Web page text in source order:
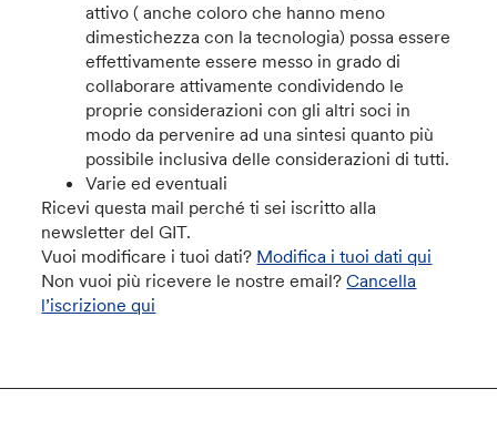
attivo ( anche coloro che hanno meno
dimestichezza con la tecnologia) possa essere
effettivamente essere messo in grado di
collaborare attivamente condividendo le
proprie considerazioni con gli altri soci in
modo da pervenire ad una sintesi quanto più
possibile inclusiva delle considerazioni di tutti.
Varie ed eventuali
Ricevi questa mail perché ti sei iscritto alla
newsletter del GIT.
Vuoi modificare i tuoi dati? Modifica i tuoi dati qui
Non vuoi più ricevere le nostre email?Cancella
l’iscrizione qui